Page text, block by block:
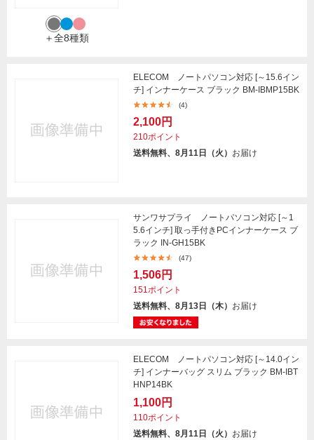
＋全8種類
ELECOM ノートパソコン対応 [～15.6イン
チ] インナーケース ブラック BM-IBMP15BK
(4)
2,100円
210ポイント
送料無料、8月11日（火） お届け
サンワサプライ ノートパソコン対応 [～1
5.6インチ] 取っ手付きPCインナーケース ブ
ラック IN-GH15BK
(47)
1,506円
151ポイント
送料無料、8月13日（木） お届け
ELECOM ノートパソコン対応 [～14.0イン
チ] インナーバッグ スリム ブラック BM-IBT
HNP14BK
1,100円
110ポイント
送料無料、8月11日（火） お届け